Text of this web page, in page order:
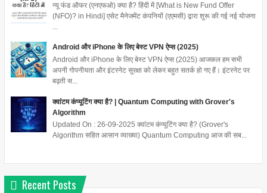
न्यू फंड ऑफर (एनएफओ) क्या है? हिंदी में [What is New Fund Offer
(NFO)? in Hindi] एसेट मैनेजमेंट कंपनियों (एएमसी) द्वारा शुरू की गई नई योजना
Android और iPhone के लिए बेस्ट VPN ऐप्स (2025)
Android और iPhone के लिए बेस्ट VPN ऐप्स (2025) आजकल हम सभी
अपनी गोपनीयता और इंटरनेट सुरक्षा को लेकर बहुत सतर्क हो गए हैं। इंटरनेट पर
बढ़ती स...
क्वांटम कंप्यूटिंग क्या है? | Quantum Computing with Grover's
Algorithm
Updated On : 26-09-2025 क्वांटम कंप्यूटिंग क्या है? (Grover's
Algorithm सहित आसान व्याख्या) Quantum Computing आज की सब...
Recent Posts